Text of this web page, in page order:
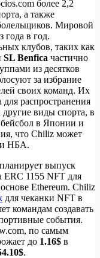
более 2,2
а также
Мировой
года в год.
клубов, таких как
SL Benfica частично
из десятков
за избрание
своих команд. Их
для распространения
виды спорта, в
в Японии и
что Chiliz может
НБА.
выпуск
ERC 1155 NFT для
Ethereum. Chiliz
для чеканки NFT в
командам создавать
события.
по самым
до 1.16$ в
.